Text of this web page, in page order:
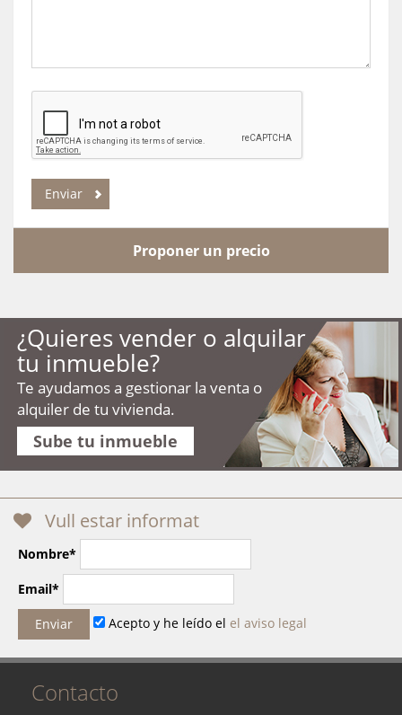
Proponer un precio
¿Quieres vender o alquilar
tu inmueble?
Te ayudamos a gestionar la venta o
alquiler de tu vivienda.
Sube tu inmueble
Vull estar informat
Nombre*
Email*
Acepto y he leído el el aviso legal
Contacto